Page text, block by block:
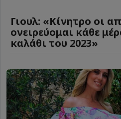
Γιουλ: «Κίνητρο οι
ονειρεύομαι κάθε
καλάθι του 2023»